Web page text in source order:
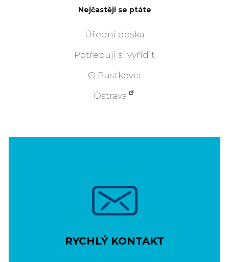
Nejčastěji se ptáte
Úřední deska
Potřebuji si vyřídit
O Pustkovci
Ostrava
RYCHLÝ KONTAKT